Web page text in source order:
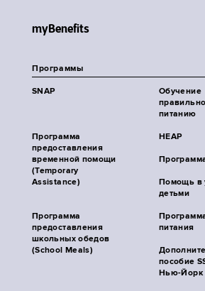
myBenefits
Программы
SNAP
Обучение
питанию
Программа
предоставления
временной помощи
(Temporary
Assistance)
HEAP
Помощь в
детьми
Программа
предоставления
школьных обедов
(School Meals)
питания
пособие
Нью-Йорк